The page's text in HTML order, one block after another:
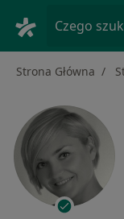
Czego
Strona Główna